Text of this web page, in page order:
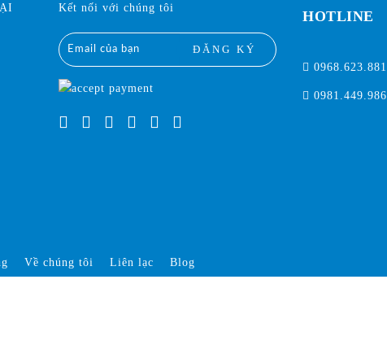
Kết nối với chúng tôi
ĐĂNG KÝ
HOTLINE
0968.623.881
0981.449.986
Về chúng tôi Liên lạc Blog